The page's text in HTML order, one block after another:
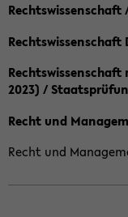
Rechtswissenschaft
Rechtswissenschaft
2023) /
Recht und
Recht und